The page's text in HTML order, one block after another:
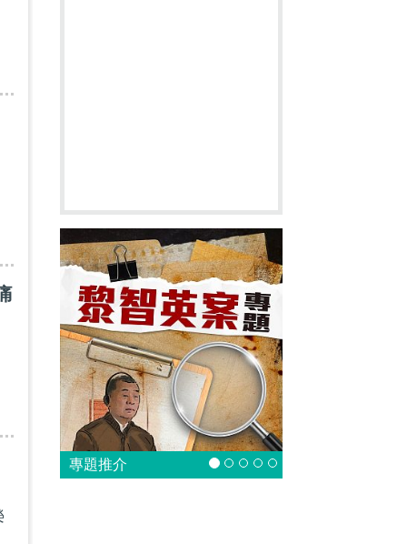
專題推介